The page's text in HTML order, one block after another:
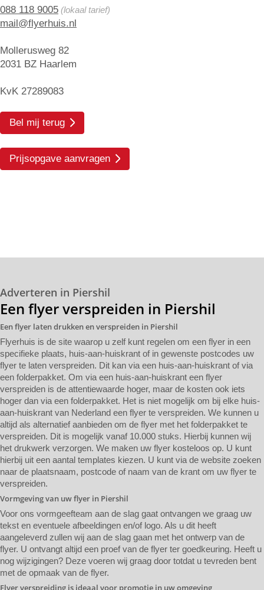
088 118 9005 (lokaal tarief)
mail@flyerhuis.nl
Mollerusweg 82
2031 BZ Haarlem
KvK 27289083
Bel mij terug
Prijsopgave aanvragen
Adverteren in Piershil
Een flyer verspreiden in Piershil
Een flyer laten drukken en verspreiden in Piershil
Flyerhuis is de site waarop u zelf kunt regelen om een flyer in een
specifieke plaats, huis-aan-huiskrant of in gewenste postcodes uw
flyer te laten verspreiden. Dit kan via een huis-aan-huiskrant of via
een folderpakket. Om via een huis-aan-huiskrant een flyer
verspreiden is de attentiewaarde hoger, maar de kosten ook iets
hoger dan via een folderpakket. Het is niet mogelijk om bij elke huis-
aan-huiskrant van Nederland een flyer te verspreiden. We kunnen u
altijd als alternatief aanbieden om de flyer met het folderpakket te
verspreiden. Dit is mogelijk vanaf 10.000 stuks. Hierbij kunnen wij
het drukwerk verzorgen. We maken uw flyer kosteloos op. U kunt
hierbij uit een aantal templates kiezen. U kunt via de website zoeken
naar de plaatsnaam, postcode of naam van de krant om uw flyer te
verspreiden.
Vormgeving van uw flyer in Piershil
Voor ons vormgeefteam aan de slag gaat ontvangen we graag uw
tekst en eventuele afbeeldingen en/of logo. Als u dit heeft
aangeleverd zullen wij aan de slag gaan met het ontwerp van de
flyer. U ontvangt altijd een proef van de flyer ter goedkeuring. Heeft u
nog wijzigingen? Deze voeren wij graag door totdat u tevreden bent
met de opmaak van de flyer.
Flyer verspreiding is ideaal voor promotie in uw omgeving